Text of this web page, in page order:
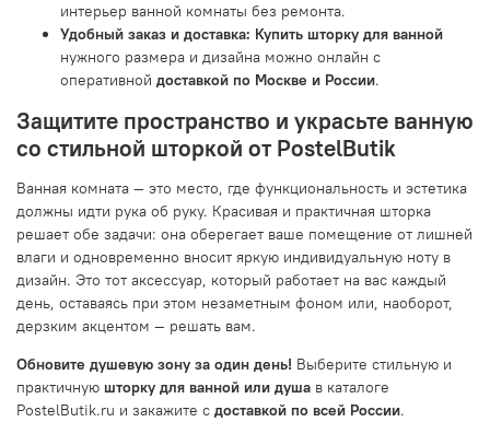
интерьер ванной комнаты без ремонта.
Удобный заказ и доставка: Купить шторку для ванной
нужного размера и дизайна можно онлайн с
оперативной доставкой по Москве и России.
Защитите пространство и украсьте ванную
со стильной шторкой от PostelButik
Ванная комната — это место, где функциональность и эстетика
должны идти рука об руку. Красивая и практичная шторка
решает обе задачи: она оберегает ваше помещение от лишней
влаги и одновременно вносит яркую индивидуальную ноту в
дизайн. Это тот аксессуар, который работает на вас каждый
день, оставаясь при этом незаметным фоном или, наоборот,
дерзким акцентом — решать вам.
Обновите душевую зону за один день! Выберите стильную и
практичную шторку для ванной или душа в каталоге
PostelButik.ru и закажите с доставкой по всей России.